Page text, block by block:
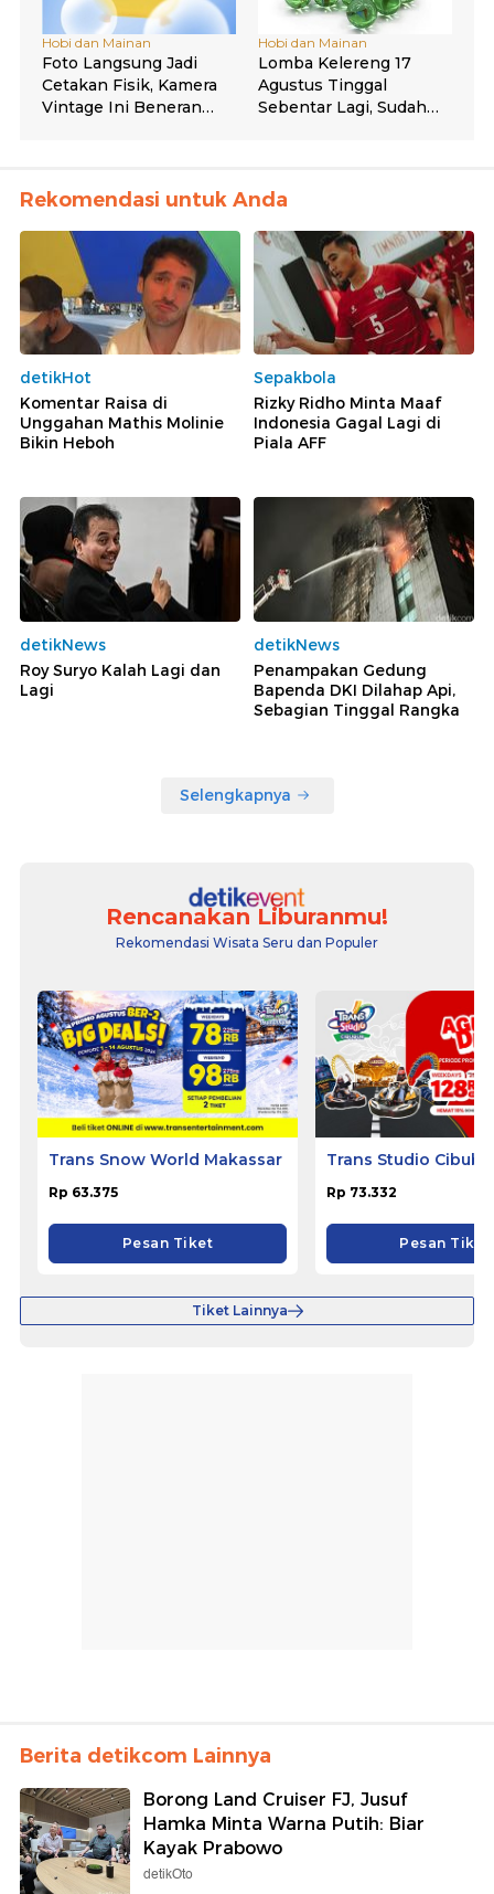
Rekomendasi untuk Anda
detikHot
Komentar Raisa di
Unggahan Mathis Molinie
Bikin Heboh
Sepakbola
Rizky Ridho Minta Maaf
Indonesia Gagal Lagi di
Piala AFF
detikNews
Roy Suryo Kalah Lagi dan
Lagi
detikNews
Penampakan Gedung
Bapenda DKI Dilahap Api,
Sebagian Tinggal Rangka
Selengkapnya
Rencanakan Liburanmu!
Rekomendasi Wisata Seru dan Populer
Trans Snow World Makassar
Rp 63.375
Pesan Tiket
Trans Studio
Rp 73.332
Pesan Tiket
Tiket Lainnya
Berita detikcom Lainnya
Borong Land Cruiser FJ, Jusuf
Hamka Minta Warna Putih: Biar
Kayak Prabowo
detikOto